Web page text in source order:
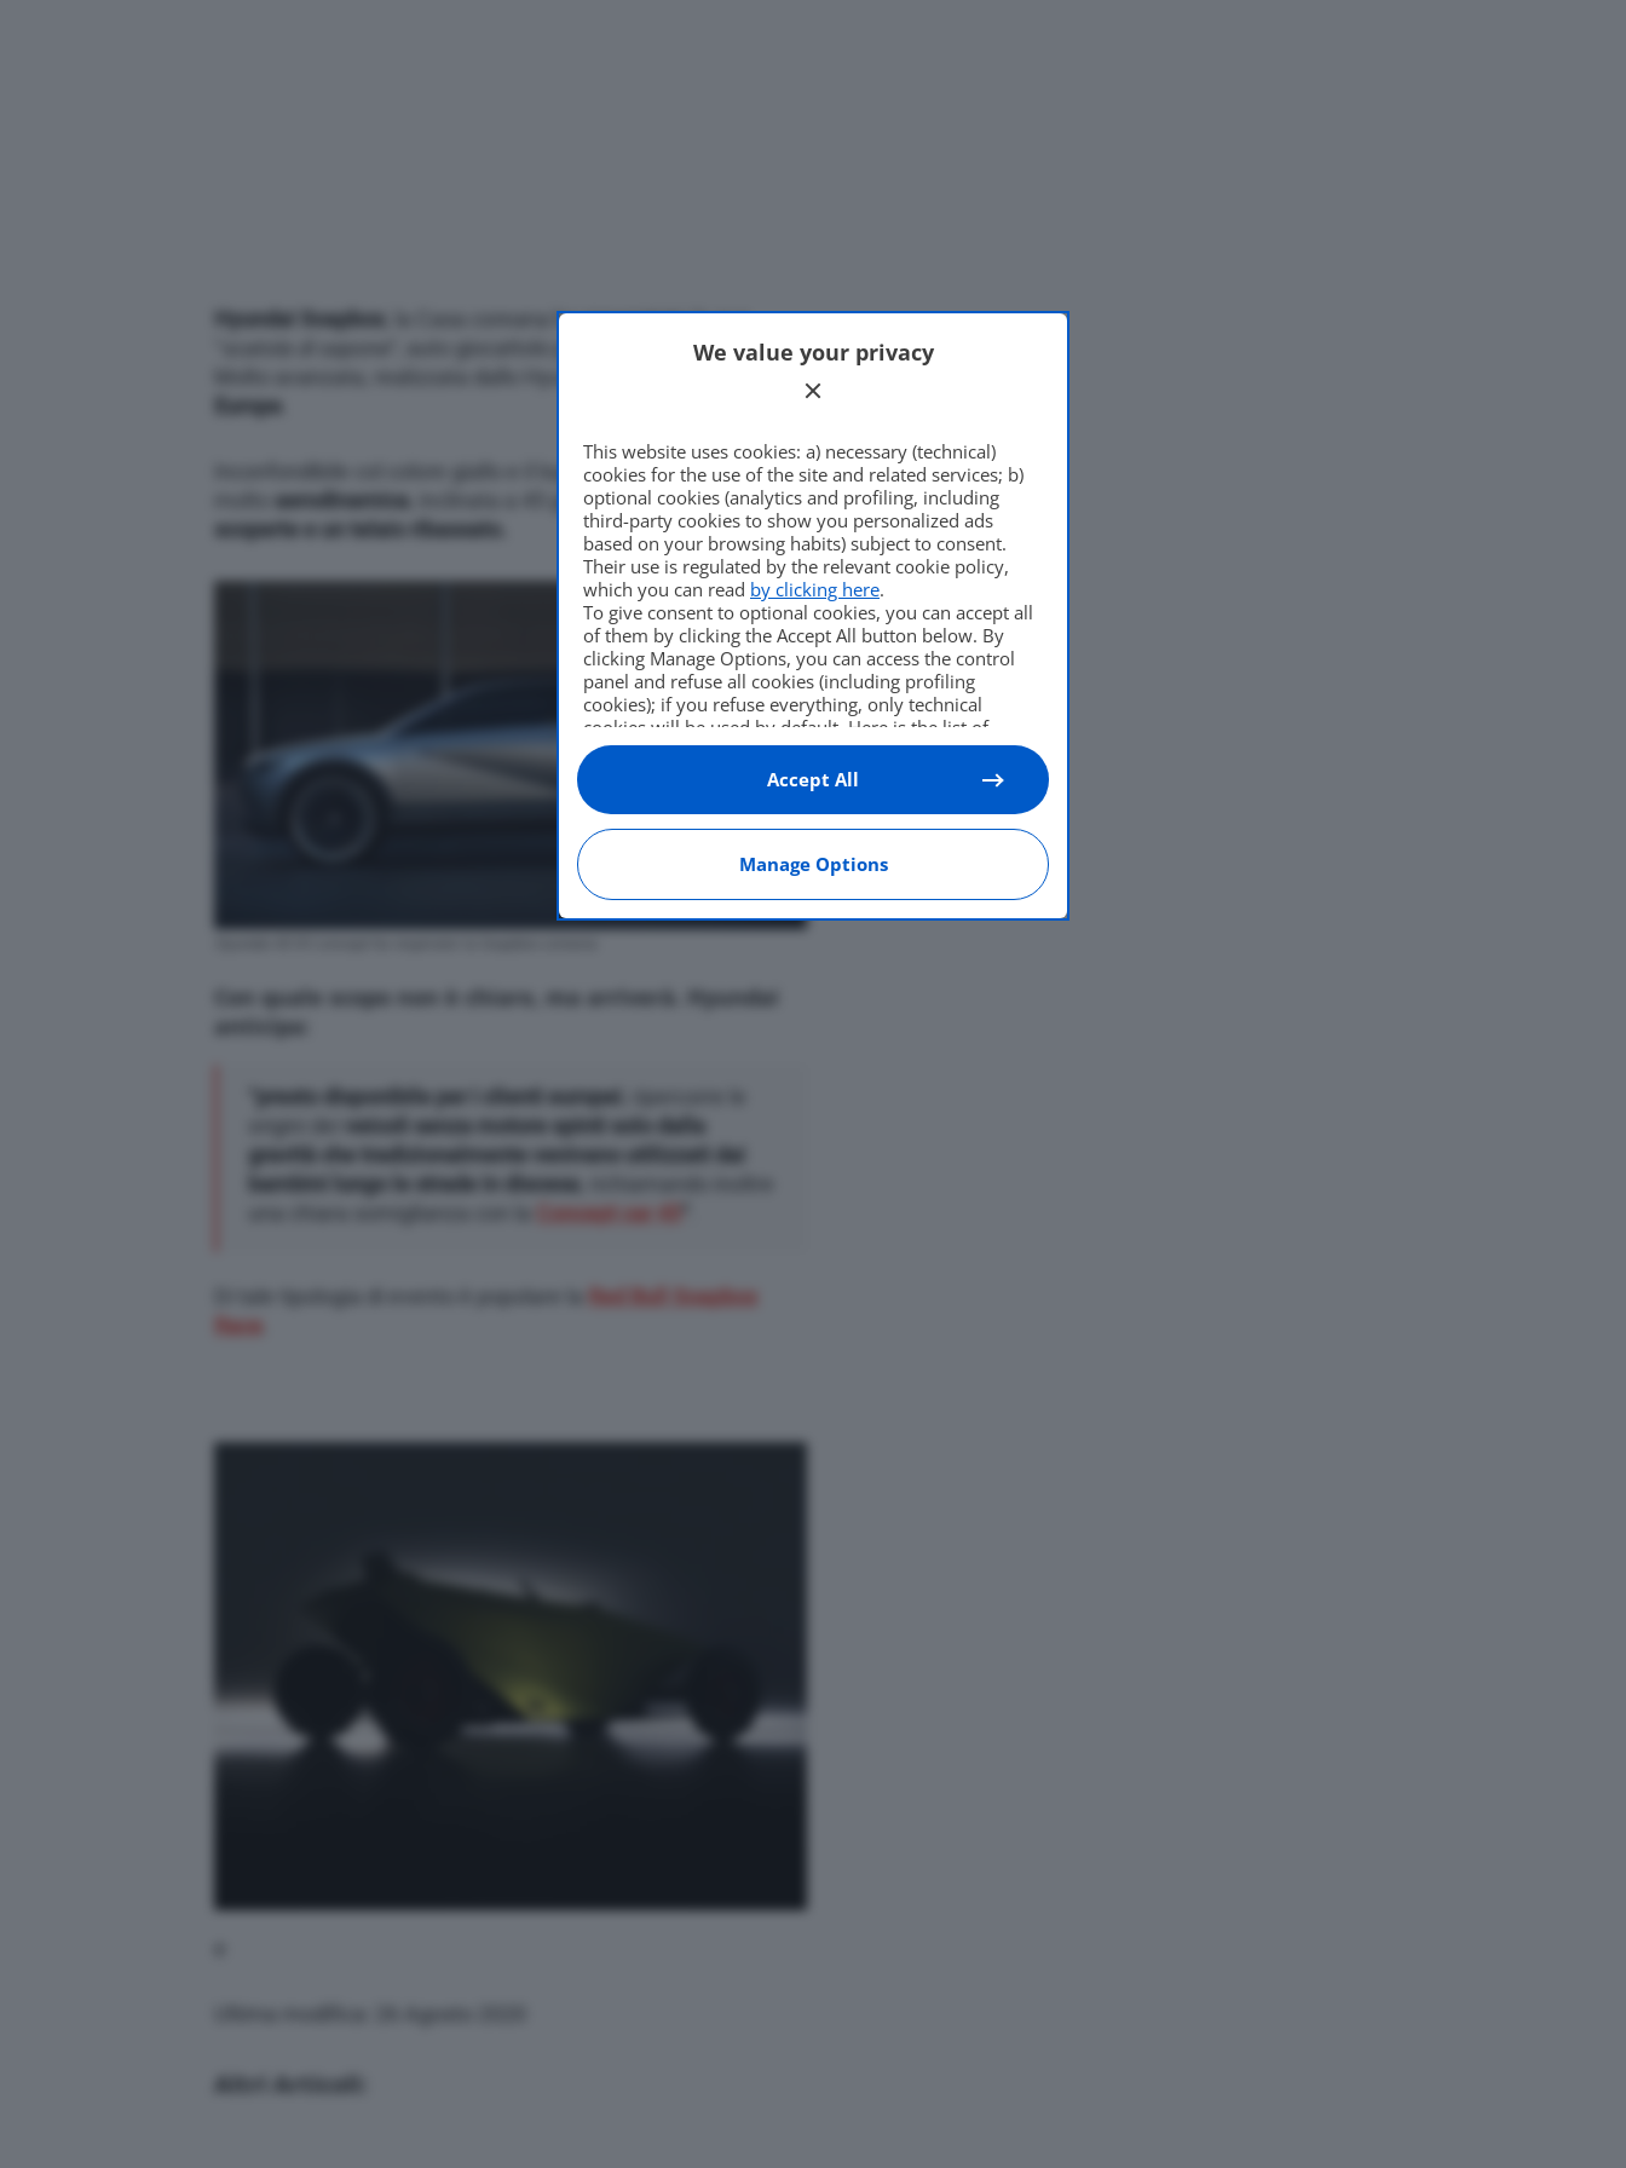
Di
Francesco Forni
Hyundai Soapbox
, la Casa coreana ha presentato la sua
“, auto giocattolo per le gare in discesa.
Europe
Inconfondibile col colore giallo e il logo della Casa sul lato:
aerodinamica inclinata a 45 gradi,con le ruote
scoperte e un telaio ribassato.
Con quale scopo non è chiaro, ma arriverà. Hyundai
anticipa:
“presto disponibile per i clienti europei
veicoli senza motore spinti solo dalla
gravità che tradizionalmente venivano utilizzati dai
bambini lungo le strade in discesa
Concept car 45
Red Bull Soapbox
Race
Altri Articoli:
We value your privacy
This website uses cookies: a) necessary (technical)
cookies for the use of the site and related services; b)
optional cookies (analytics and profiling, including
third-party cookies to show you personalized ads
based on your browsing habits) subject to consent.
Their use is regulated by the relevant cookie policy,
which you can read by clicking here.
To give consent to optional cookies, you can accept all
of them by clicking the Accept All button below. By
clicking Manage Options, you can access the control
panel and refuse all cookies (including profiling
cookies); if you refuse everything, only technical
cookies will be used by default. Here is the list of
providers. Cookie consent will be stored and applied
also to the other websites of Editoriale Nazionale and
their subdomains. By expressing your choice on this
site, you will therefore not be asked again on other
Editoriale Nazionale websites that use the same
consent management platform (CMP). You can still
modify or withdraw your choice at any time through
Manage Options
Accept All